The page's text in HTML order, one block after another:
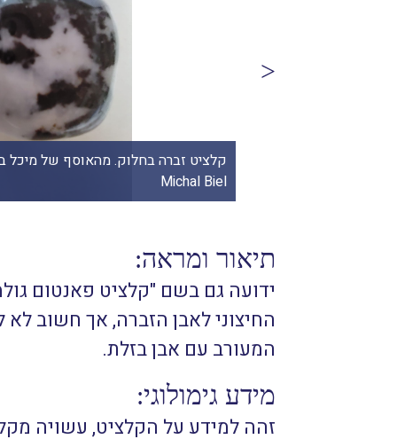
Michal Biel
תיאור ומראה:
ידועה גם בשם "קלציט פאנטום
המעורב עם אבן בזלת.
מידע גימולוגי:
זהה למידע על הקלציט, עשויה